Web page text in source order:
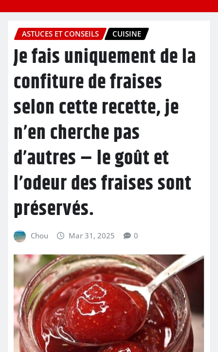
ASTUCES ET CONSEILS CUISINE
Je fais uniquement de la
confiture de fraises
selon cette recette, je
n’en cherche pas
d’autres – le goût et
l’odeur des fraises sont
préservés.
Chou Mar 31, 2025 0